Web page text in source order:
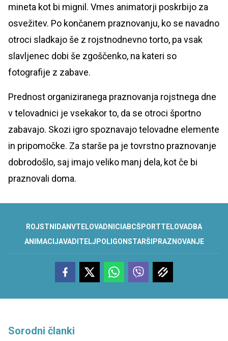
mineta kot bi mignil. Vmes animatorji poskrbijo za
osvežitev. Po končanem praznovanju, ko se navadno
otroci sladkajo še z rojstnodnevno torto, pa vsak
slavljenec dobi še zgoščenko, na kateri so
fotografije z zabave.
Prednost organiziranega praznovanja rojstnega dne
v telovadnici je vsekakor to, da se otroci športno
zabavajo. Skozi igro spoznavajo telovadne elemente
in pripomočke. Za starše pa je tovrstno praznovanje
dobrodošlo, saj imajo veliko manj dela, kot če bi
praznovali doma.
ROJSTNI DANVTELOVADNICI ABCŠPORTTELOVADBA
ANIMACIJAVADITELJ POLIGONSTARŠI PRAZNOVANJE
Sorodni članki